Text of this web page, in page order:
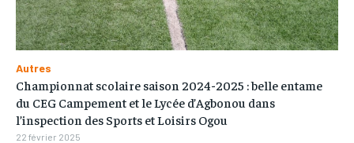
Autres
Championnat scolaire saison 2024-2025 : belle entame
du CEG Campement et le Lycée d’Agbonou dans
l’inspection des Sports et Loisirs Ogou
22 février 2025